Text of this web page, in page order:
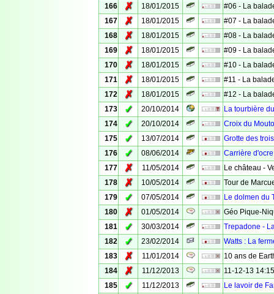
166
✗ 18/01/2015
#06 - La
167
✗ 18/01/2015
#07 - La
168
✗ 18/01/2015
#08 - La
169
✗ 18/01/2015
#09 - La
170
✗ 18/01/2015
#10 - La
171
✗ 18/01/2015
#11 - La
172
✗ 18/01/2015
#12 - La
173
✓ 20/10/2014
La tourbière
174
✓ 20/10/2014
Croix du
175
✓ 13/07/2014
Grotte des
176
✓ 08/06/2014
Carrière
177
✗ 11/05/2014
Le château -
178
✗ 10/05/2014
Tour de
179
✓ 07/05/2014
Le dolmen du
180
✗ 01/05/2014
Géo Pique-
181
✓ 30/03/2014
Trepadone -
182
✓ 23/02/2014
Watts : La
183
✗ 11/01/2014
10 ans de
184
✗ 11/12/2013
11-12-13
185
✓ 11/12/2013
Le lavoir de